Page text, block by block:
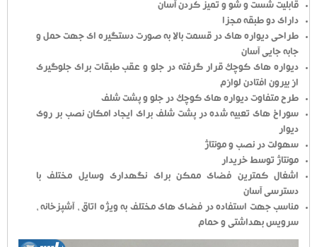
قابلیت شست و شو و تمیز کردن آسان
دارای دو طبقه مجزا
طراحی دیواره های در قسمت بالا به صورت دستگیره ای جهت حمل و
جابه جایی آسان
دیواره های کوچک قرار گرفته در جلو و عقب طبقات برای جلوگیری
از بیرون افتادن لوازم
طرح متفاوت دیواره های کوچک در جلو و پشت شلف
سوراخ های تعبیه شده در پشت شلف برای ایجاد امکان نصب بر روی
دیوار
سهولت در نصب و مونتاژ
مونتاژ توسط خریدار
اشغال کمترین فضای ممکن برای نگهداری وسایل مختلف با
دسترسی آسان
مناسب جهت استفاده در فضای های مختلف به ویژه اتاق ، آشپزخانه ،
سرویس بهداشتی و حمام